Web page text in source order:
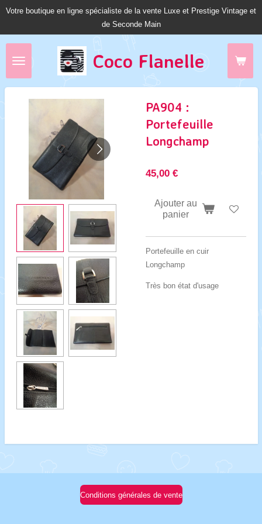
Passer
Coco Flanelle
Votre boutique en ligne spécialiste de la vente Luxe et Prestige Vintage et
de Seconde Main
PA904 :
Portefeuille
Longchamp
45,00 €
Ajouter au
panier
Portefeuille en cuir
Longchamp
Très bon état d'usage
Conditions générales de vente